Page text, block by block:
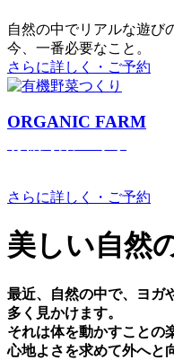
⾃然の中でリアルな遊び
今、⼀番必要なこと。
さらに詳しく・ご予約
ORGANIC FARM
さらに詳しく・ご予約
美しい⾃然
最近、⾃然の中で、ヨガ
多く⾒かけます。
それは体を動かすことの
⼼地よさを求めて外へと